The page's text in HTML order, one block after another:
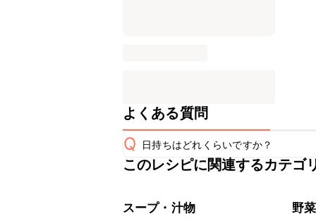
よくある質問
Q 日持ちはどれくらいですか？
保存期間は冷蔵で翌日中が目安です
※日持ちは目安です。
このレシピに関連するカテゴ
スープ・汁物 野菜